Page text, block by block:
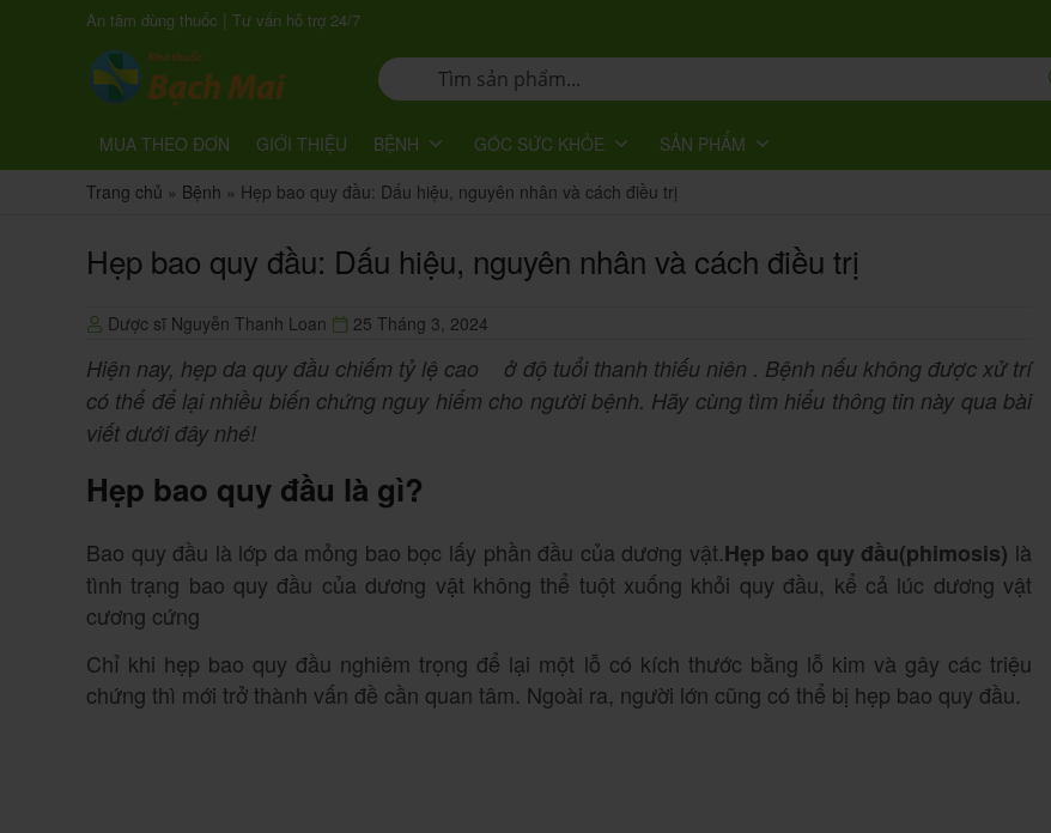
An tâm dùng thuốc | Tư vấn hỗ trợ 24/7
MUA THEO ĐƠN GIỚI THIỆU BỆNH GÓC SỨC KHỎE
SẢN PHẨM
Trang chủ » Bệnh » Hẹp bao quy đầu: Dấu hiệu, nguyên nhân và cách điều trị
Hẹp bao quy đầu: Dấu hiệu, nguyên nhân và cách điều trị
Dược sĩ Nguyễn Thanh Loan 25 Tháng 3, 2024
Hiện nay, hẹp da quy đầu chiếm tỷ lệ cao ở độ tuổi thanh thiếu niên . Bệnh nếu không được xử trí
có thể để lại nhiều biến chứng nguy hiểm cho người bệnh. Hãy cùng tìm hiểu thông tin này qua bài
viết dưới đây nhé!
Hẹp bao quy đầu là gì?
Bao quy đầu là lớp da mỏng bao bọc lấy phần đầu của dương vật.Hẹp bao quy đầu(phimosis) là
tình trạng bao quy đầu của dương vật không thể tuột xuống khỏi quy đầu, kể cả lúc dương vật
cương cứng
Chỉ khi hẹp bao quy đầu nghiêm trọng để lại một lỗ có kích thước bằng lỗ kim và gây các triệu
chứng thì mới trở thành vấn đề cần quan tâm. Ngoài ra, người lớn cũng có thể bị hẹp bao quy đầu.